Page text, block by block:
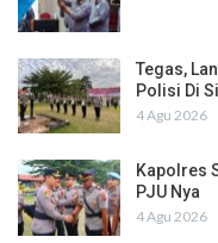
Tegas,
Polisi Di
4 Agu 2026
Kapolres
PJU Nya
4 Agu 2026